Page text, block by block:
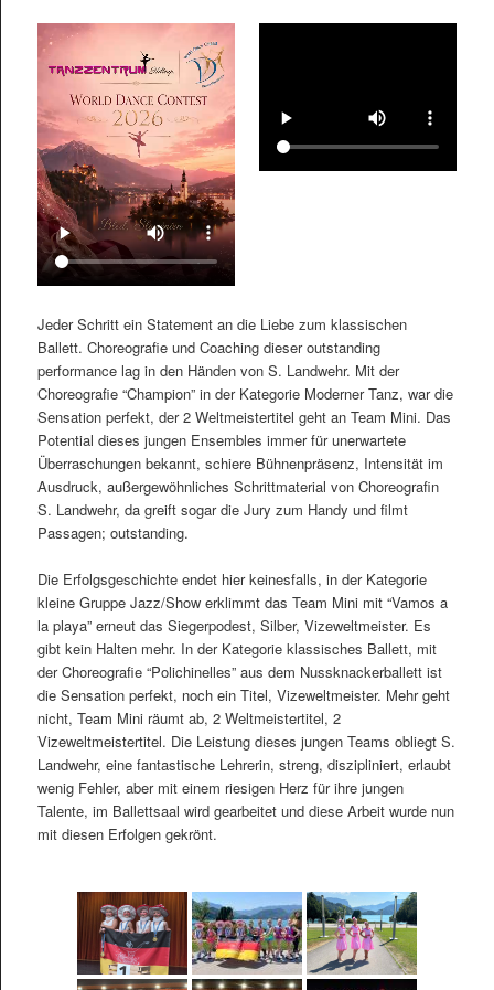
Jeder Schritt ein Statement an die Liebe zum klassischen
Ballett. Choreografie und Coaching dieser outstanding
performance lag in den Händen von S. Landwehr. Mit der
Choreografie “Champion” in der Kategorie Moderner Tanz, war die
Sensation perfekt, der 2 Weltmeistertitel geht an Team Mini. Das
Potential dieses jungen Ensembles immer für unerwartete
Überraschungen bekannt, schiere Bühnenpräsenz, Intensität im
Ausdruck, außergewöhnliches Schrittmaterial von Choreografin
S. Landwehr, da greift sogar die Jury zum Handy und filmt
Passagen; outstanding.
Die Erfolgsgeschichte endet hier keinesfalls, in der Kategorie
kleine Gruppe Jazz/Show erklimmt das Team Mini mit “Vamos a
la playa” erneut das Siegerpodest, Silber, Vizeweltmeister. Es
gibt kein Halten mehr. In der Kategorie klassisches Ballett, mit
der Choreografie “Polichinelles” aus dem Nussknackerballett ist
die Sensation perfekt, noch ein Titel, Vizeweltmeister. Mehr geht
nicht, Team Mini räumt ab, 2 Weltmeistertitel, 2
Vizeweltmeistertitel. Die Leistung dieses jungen Teams obliegt S.
Landwehr, eine fantastische Lehrerin, streng, diszipliniert, erlaubt
wenig Fehler, aber mit einem riesigen Herz für ihre jungen
Talente, im Ballettsaal wird gearbeitet und diese Arbeit wurde nun
mit diesen Erfolgen gekrönt.